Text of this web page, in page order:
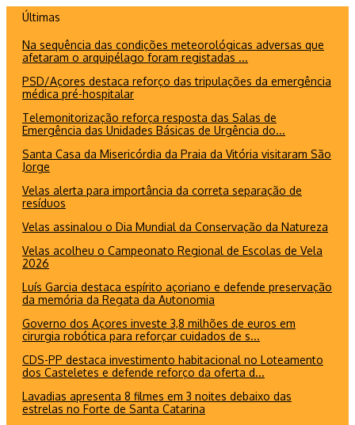
conteúdo
Últimas
Na sequência das condições meteorológicas adversas que
afetaram o arquipélago foram registadas ...
PSD/Açores destaca reforço das tripulações da emergência
médica pré-hospitalar
Telemonitorização reforça resposta das Salas de
Emergência das Unidades Básicas de Urgência do...
Santa Casa da Misericórdia da Praia da Vitória visitaram São
Jorge
Velas alerta para importância da correta separação de
resíduos
Velas assinalou o Dia Mundial da Conservação da Natureza
Velas acolheu o Campeonato Regional de Escolas de Vela
2026
Luís Garcia destaca espírito açoriano e defende preservação
da memória da Regata da Autonomia
Governo dos Açores investe 3,8 milhões de euros em
cirurgia robótica para reforçar cuidados de s...
CDS-PP destaca investimento habitacional no Loteamento
dos Casteletes e defende reforço da oferta d...
Lavadias apresenta 8 filmes em 3 noites debaixo das
estrelas no Forte de Santa Catarina